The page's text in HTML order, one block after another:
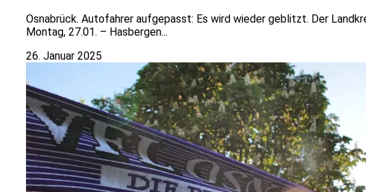
Osnabrück. Autofahrer aufgepasst: Es wird wieder geblitzt. Der
Montag, 27.01. – Hasbergen...
26. Januar 2025